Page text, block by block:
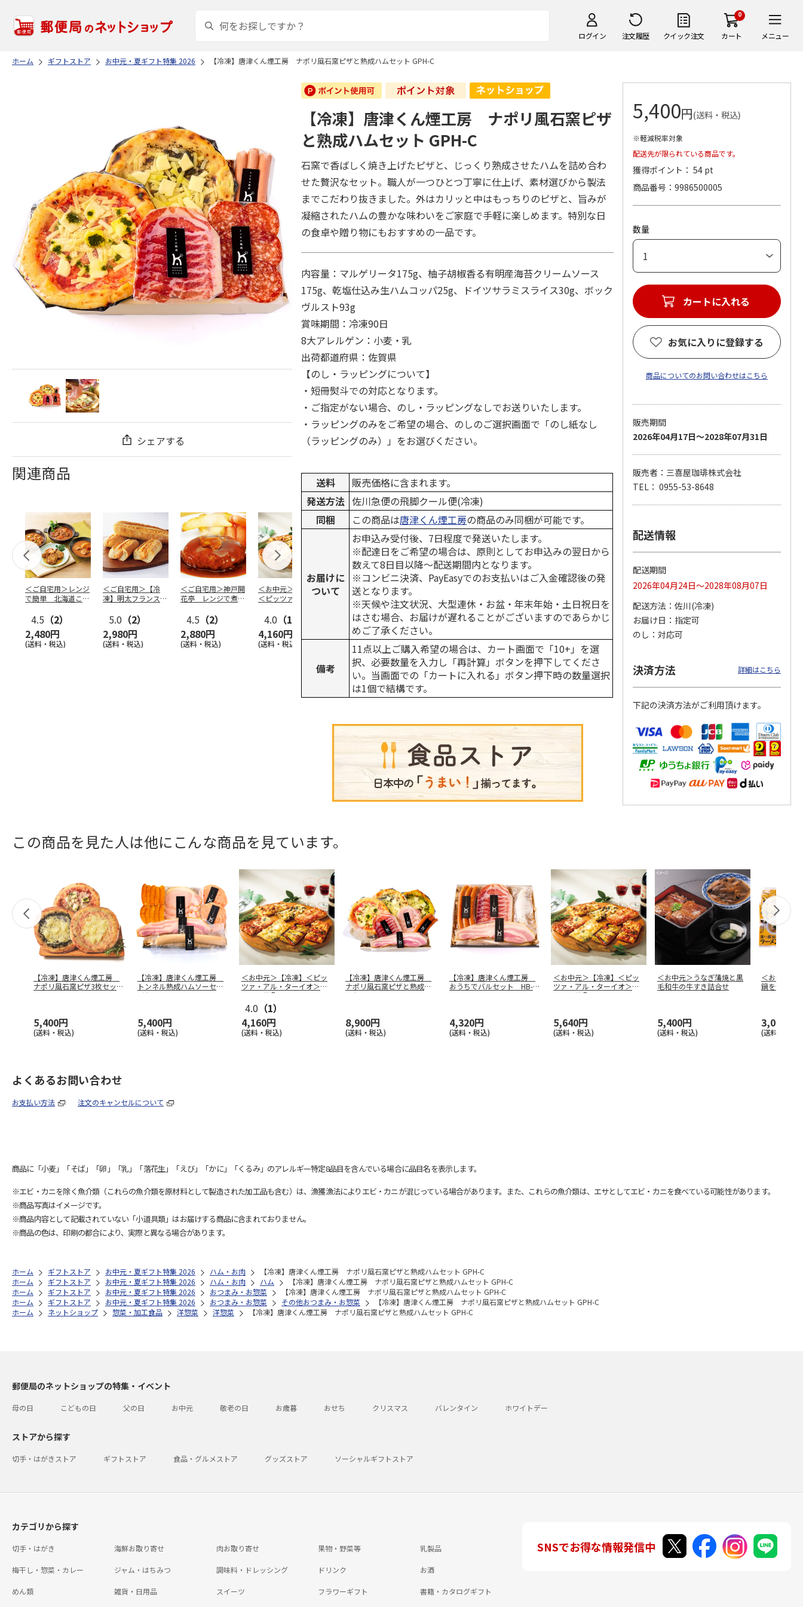
ログイン 注文履歴 クイック注文
0
カート メニュー
ホーム ギフトストア お中元・夏ギフト特集 2026 【冷凍】唐津くん煙工房 ナポリ風石窯ピザと熟成ハムセット GPH-C
シェアする
関連商品
＜ご自宅用＞レンジ
で簡単 北海道こだ
4.5 （2）
2,480円
(送料・税込)
＜ご自宅用＞【冷
凍】明太フランス
5.0 （2）
2,980円
(送料・税込)
＜ご自宅用＞神戸開
花亭 レンジで煮込
4.5 （2）
2,880円
(送料・税込)
＜お中元＞【冷凍】
＜ピッツァ・アル・
四角…
4.0 （1）
4,160円
(送料・税込)
【冷凍】「JINBO
MINAMI AOYAMA」
焼き目つ…
3,240円
(送料・税込)
亭 レンジで煮込み
ハンバーグ２種
5.0（1）
2,880円
(送料・税込)
リゾット風トマト
味」×20個
(送料・税込)
黒豚のハンバーグ
(送料・税込)
＜お中元＞黒黒黒ハ
4,680円
宮崎県産黒毛和牛と
【冷凍】唐津くん煙工房 ナポリ風石窯ピザ
と熟成ハムセット GPH-C
石窯で香ばしく焼き上げたピザと、じっくり熟成させたハムを詰め合わ
せた贅沢なセット。職人が一つひとつ丁寧に仕上げ、素材選びから製法
までこだわり抜きました。外はカリッと中はもっちりのピザと、旨みが
凝縮されたハムの豊かな味わいをご家庭で手軽に楽しめます。特別な日
の食卓や贈り物にもおすすめの一品です。
内容量：マルゲリータ175g、柚子胡椒香る有明産海苔クリームソース
175g、乾塩仕込み生ハムコッパ25g、ドイツサラミスライス30g、ボック
ヴルスト93g
賞味期間：冷凍90日
8大アレルゲン：小麦・乳
出荷都道府県：佐賀県
【のし・ラッピングについて】
・短冊熨斗での対応となります。
・ご指定がない場合、のし・ラッピングなしでお送りいたします。
・ラッピングのみをご希望の場合、のしのご選択画面で「のし紙なし
（ラッピングのみ）」をお選びください。
送料
販売価格に含まれます。
発送方法 佐川急便の飛脚クール便(冷凍)
同梱
この商品は唐津くん煙工房の商品のみ同梱が可能です。
お届けに
ついて
お申込み受付後、7日程度で発送いたします。
※配達日をご希望の場合は、原則としてお申込みの翌日から
数えて8日目以降～配送期間内となります。
※コンビニ決済、PayEasyでのお支払いはご入金確認後の発
送となります。
※天候や注文状況、大型連休・お盆・年末年始・土日祝日を
はさむ場合、お届けが遅れることがございますのであらかじ
めご了承ください。
備考
11点以上ご購入希望の場合は、カート画面で「10+」を選
択、必要数量を入力し「再計算」ボタンを押下してくださ
い。当画面での「カートに入れる」ボタン押下時の数量選択
は1個で結構です。
5,400円(送料・税込)
※軽減税率対象
配送先が限られている商品です。
獲得ポイント： 54 pt
商品番号
9986500005
数量
カートに入れる
お気に入りに登録する
商品についてのお問い合わせはこちら
販売期間
2026年04月17日～2028年07月31日
販売者：三喜屋珈琲株式会社
TEL： 0955-53-8648
配送情報
配送期間
2026年04月24日～2028年08月07日
配送方法
佐川(冷凍)
お届け日
指定可
のし
対応可
決済方法 詳細はこちら
下記の決済方法がご利用頂けます。
この商品を見た人は他にこんな商品を見ています。
【冷凍】唐津くん煙工房
ナポリ風石窯ピザ3枚セット
5,400円
(送料・税込)
【冷凍】唐津くん煙工房
トンネル熟成ハムソーセー
ジセットH
5,400円
(送料・税込)
＜お中元＞【冷凍】＜ピッ
ツァ・アル・ターイオ＞ロ
ーマの四角
4.0 （1）
4,160円
(送料・税込)
【冷凍】唐津くん煙工房
ナポリ風石窯ピザと熟成ハ
ムセット
8,900円
(送料・税込)
【冷凍】唐津くん煙工房
おうちでバルセット HB-0
4,320円
(送料・税込)
＜お中元＞【冷凍】＜ピッ
ツァ・アル・ターイオ＞ロ
ーマの四角
5,640円
(送料・税込)
＜お中元＞うなぎ蒲焼と黒
毛和牛の牛すき詰合せ
5,400円
(送料・税込)
＜お中元＞
鍋を使わな
3,000円
(送料・税込)
よくあるお問い合わせ
お支払い方法 注文のキャンセルについて
商品に「小麦」「そば」「卵」「乳」「落花生」「えび」「かに」「くるみ」のアレルギー特定8品目を含んでいる場合に品目名を表示します。
※エビ・カニを除く魚介類（これらの魚介類を原材料として製造された加工品も含む）は、漁獲漁法によりエビ・カニが混じっている場合があります。また、これらの魚介類は、エサとしてエビ・カニを食べている可能性があります。
※商品写真はイメージです。
※商品内容として記載されていない「小道具類」はお届けする商品に含まれておりません。
※商品の色は、印刷の都合により、実際と異なる場合があります。
ホーム ギフトストア お中元・夏ギフト特集 2026 ハム・お肉
【冷凍】唐津くん煙工房 ナポリ風石窯ピザと熟成ハムセット GPH-C
ホーム
ギフトストア お中元・夏ギフト特集 2026 ハム・お肉 ハム
【冷凍】唐津くん煙工房 ナポリ風石窯ピザと熟成ハムセット GPH-C
ホーム
ギフトストア お中元・夏ギフト特集 2026 おつまみ・お惣菜
【冷凍】唐津くん煙工房 ナポリ風石窯ピザと熟成ハムセット GPH-C
ホーム
ギフトストア お中元・夏ギフト特集 2026 おつまみ・お惣菜 その他おつまみ・お惣菜
【冷凍】唐津くん煙工房 ナポリ風石窯ピザと熟成ハムセット GPH-C
ホーム
ネットショップ 惣菜・加工食品 洋惣菜 洋惣菜 【冷凍】唐津くん煙工房 ナポリ風石窯ピザと熟成ハムセット GPH-C
郵便局のネットショップの特集・イベント
母の日 こどもの日 父の日 お中元 敬老の日 お歳暮 おせち クリスマス バレンタイン ホワイトデー
ストアから探す
切手・はがきストア ギフトストア 食品・グルメストア グッズストア ソーシャルギフトストア
カテゴリから探す
切手・はがき 海鮮お取り寄せ 肉お取り寄せ 果物・野菜等 乳製品
梅干し・惣菜・カレー ジャム・はちみつ 調味料・ドレッシング ドリンク お酒
めん類 雑貨・日用品 スイーツ フラワーギフト 書籍・カタログギフト
SNSでお得な情報発信中